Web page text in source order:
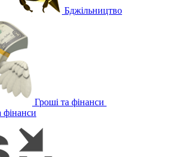
Бджільництво
Гроші та фінанси
фінанси